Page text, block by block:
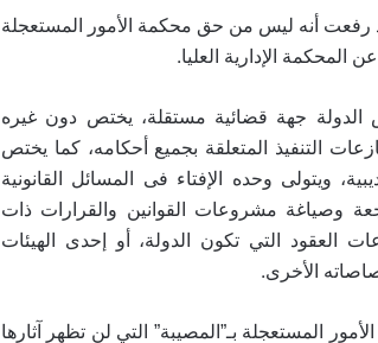
أنه ليس من حق محكمة الأمور المستعجلة
الإدارية العليا.
الدولة جهة قضائية مستقلة، يختص دون غيره
التنفيذ المتعلقة بجميع أحكامه، كما يختص
ويتولى وحده الإفتاء فى المسائل القانونية
وصياغة مشروعات القوانين والقرارات ذات
العقود التي تكون الدولة، أو إحدى الهيئات
الأخرى.
المستعجلة بـ”المصيبة” التي لن تظهر آثارها
عراقتشي يبحث مع نظيريه العُماني